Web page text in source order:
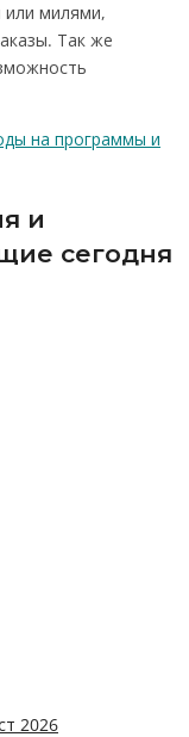
или милями,
Так же
на программы и
и
сегодня
2026